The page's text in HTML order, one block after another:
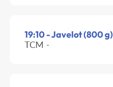
19:10 - Javelot (800 g)
TCM -